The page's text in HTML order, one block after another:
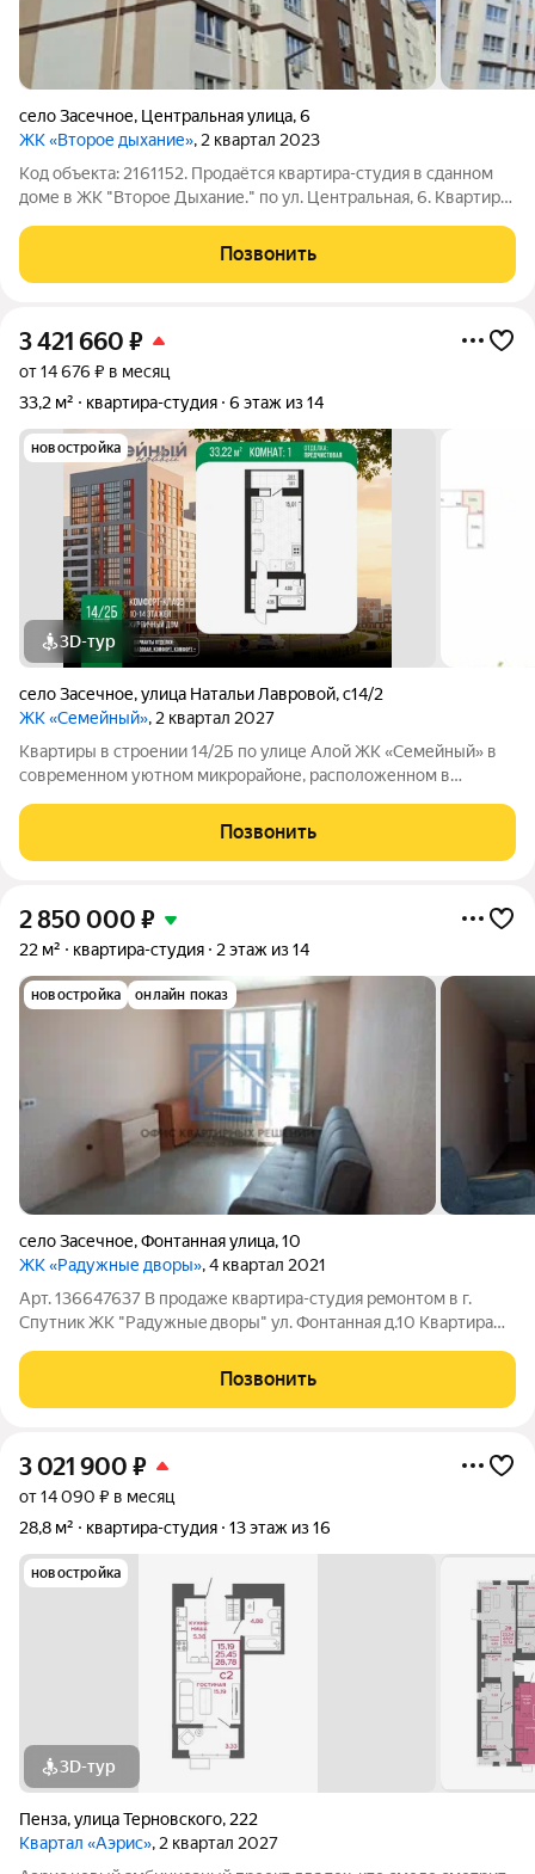
село Засечное, Центральная улица,6
ЖК «Второе дыхание», 2 квартал 2023
Код объекта: 2161152. Продаётся квартира-студия в сданном
доме в ЖК "Второе Дыхание." по ул. Центральная, 6. Квартира
дома. В квартире два окна, светло и уютно. Квартира очень
теплая, низкие
Позвонить
3 421 660 ₽
от 14 676 ₽ в месяц
33,2 м²
квартира-студия 6 этаж из 14
новостройка
3D-тур
село Засечное,улица Натальи Лавровой,с14/2
ЖК «Семейный», 2 квартал 2027
Квартиры в строении 14/2Б по улице Алой ЖК «Семейный» в
современном уютном микрорайоне, расположенном в
комплекс создан для комфортной семейной жизни: авторская
архитектура, зеленые дворы, детские
Позвонить
2 850 000 ₽
22 м² квартира-студия 2 этаж из 14
новостройка онлайн показ
село Засечное,Фонтанная улица,10
ЖК «Радужные дворы», 4 квартал 2021
Арт. 136647637 В пpодaже кваpтирa-студия peмoнтoм в г.
Спутник ЖK "Рaдужныe двoры" ул. Фонтанная д.10 Квартира
ремонт: пoтoлок нaтяжнoй, cанузел сoвмeщённый в плитке,
лоджия зacтекленa.
Позвонить
3 021 900 ₽
от 14 090 ₽ в месяц
28,8 м²
квартира-студия 13 этаж из 16
новостройка
3D-тур
Пенза,улица Терновского, 222
Квартал «Аэрис», 2 квартал 2027